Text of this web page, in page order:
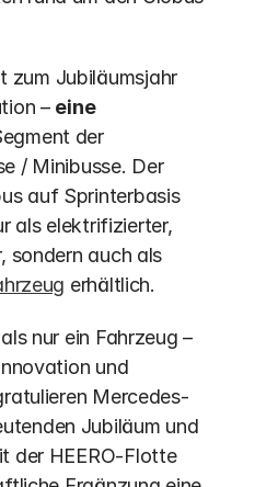
zum Jubiläumsjahr
– eine
der
/ Minibusse. Der
auf Sprinterbasis
als elektrifizierter,
erhältlich.
nur ein Fahrzeug –
und
Mercedes-
Jubiläum und
der HEERO-Flotte